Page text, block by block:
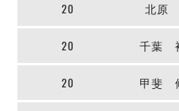
ヴィンセドール白山
アグレミーナ浜松
ポルセイド浜田
20 北原
20 千葉
20 甲斐